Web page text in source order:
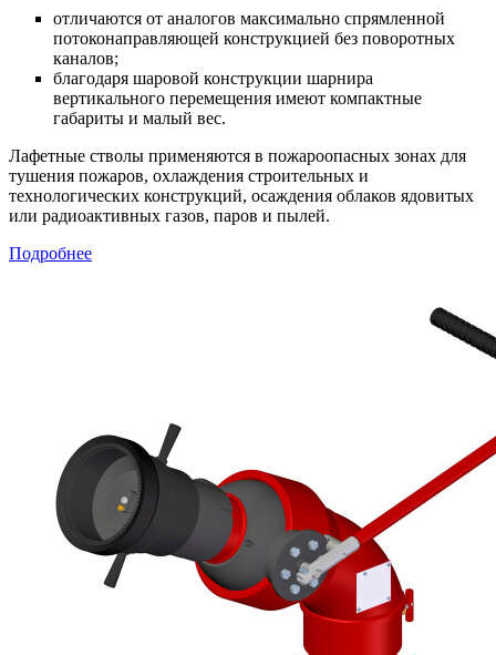
отличаются от аналогов максимально спрямленной
потоконаправляющей конструкцией без поворотных
каналов;
благодаря шаровой конструкции шарнира
вертикального перемещения имеют компактные
габариты и малый вес.
Лафетные стволы применяются в пожароопасных зонах для
тушения пожаров, охлаждения строительных и
технологических конструкций, осаждения облаков ядовитых
или радиоактивных газов, паров и пылей.
Подробнее